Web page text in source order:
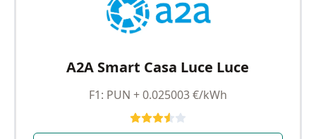
A2A Smart Casa Luce Luce
F1: PUN + 0.025003 €/kWh